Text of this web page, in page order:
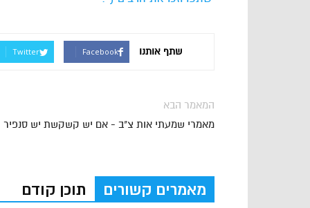
שתף אותנו Facebook
Twitter
המאמר הבא
מאמרי שמעתי אות צ"ב - אם יש קשקשת יש סנפיר
מאמרים קשורים תוכן קודם